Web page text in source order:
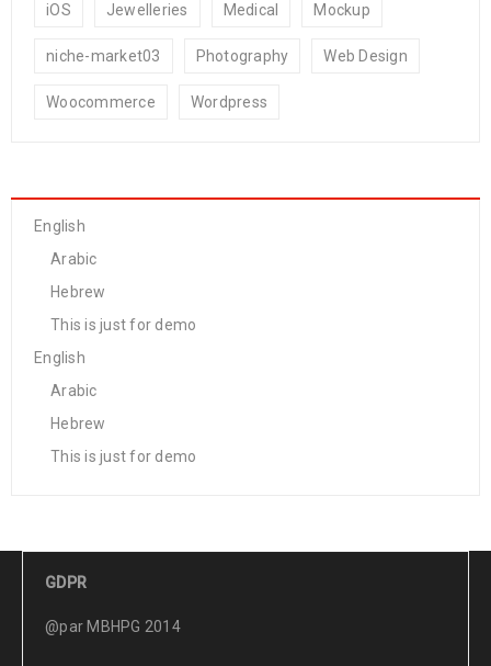
iOS Jewelleries Medical Mockup
niche-market03 Photography Web Design
Woocommerce Wordpress
English
Arabic
Hebrew
This is just for demo
English
Arabic
Hebrew
This is just for demo
GDPR
@par MBHPG 2014